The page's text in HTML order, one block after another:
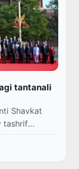
tantanali
Shavkat
tashrif
maydonida
80